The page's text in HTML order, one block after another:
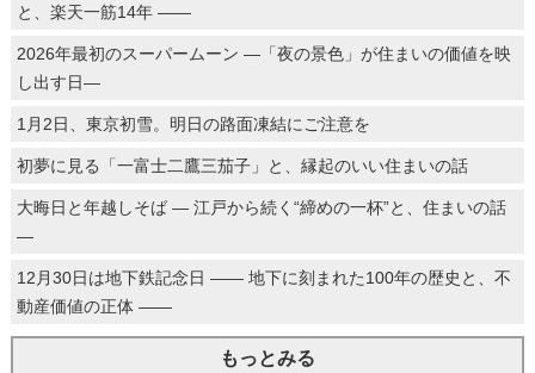
と、楽天一筋14年 ――
2026年最初のスーパームーン ―「夜の景色」が住まいの価値を映
し出す日―
1月2日、東京初雪。明日の路面凍結にご注意を
初夢に見る「一富士二鷹三茄子」と、縁起のいい住まいの話
大晦日と年越しそば ― 江戸から続く“締めの一杯”と、住まいの話
―
12月30日は地下鉄記念日 ―― 地下に刻まれた100年の歴史と、不
動産価値の正体 ――
もっとみる